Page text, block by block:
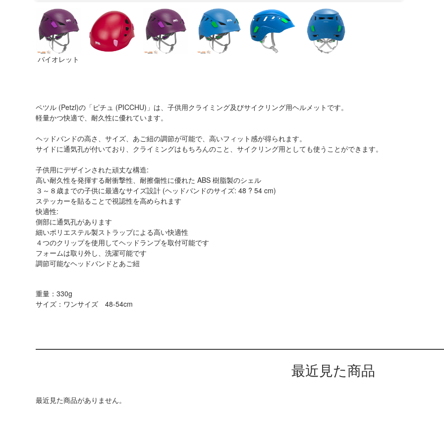
バイオレット
ペツル (Petzl)の「ピチュ (PICCHU)」は、子供用クライミング及びサイクリング用ヘルメットです。
軽量かつ快適で、耐久性に優れています。
ヘッドバンドの高さ、サイズ、あご紐の調節が可能で、高いフィット感が得られます。
サイドに通気孔が付いており、クライミングはもちろんのこと、サイクリング用としても使うことができます。
子供用にデザインされた頑丈な構造:
高い耐久性を発揮する耐衝撃性、耐擦傷性に優れた ABS 樹脂製のシェル
３～８歳までの子供に最適なサイズ設計 (ヘッドバンドのサイズ: 48 ? 54 cm)
ステッカーを貼ることで視認性を高められます
快適性:
側部に通気孔があります
細いポリエステル製ストラップによる高い快適性
４つのクリップを使用してヘッドランプを取付可能です
フォームは取り外し、洗濯可能です
調節可能なヘッドバンドとあご紐
重量：330g
サイズ：ワンサイズ 48-54cm
最近見た商品
最近見た商品がありません。